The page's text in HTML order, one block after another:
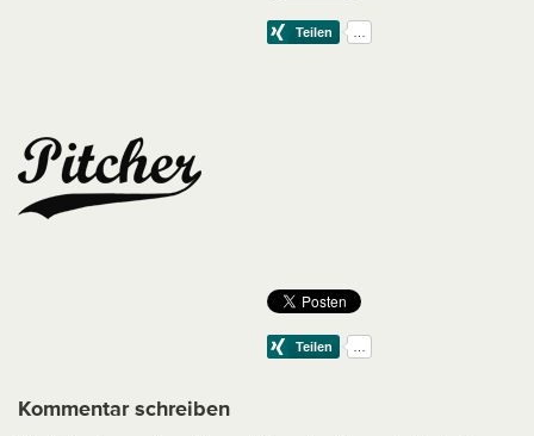
Kommentar schreiben